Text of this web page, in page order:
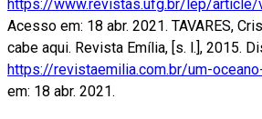
https://www.revistas.ufg.br/lep/
Acesso em: 18 abr. 2021. TAVARES,
cabe aqui. Revista Emília, [s. l.], 2015.
https://revistaemilia.com.br/um-
em: 18 abr. 2021.